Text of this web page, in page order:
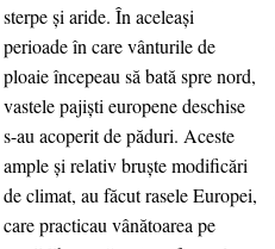
sterpe şi aride. În aceleaşi
perioade în care vânturile de
ploaie începeau să bată spre nord,
vastele pajişti europene deschise
s-au acoperit de păduri. Aceste
ample şi relativ bruşte modificări
de climat, au făcut rasele Europei,
care practicau vânătoarea pe